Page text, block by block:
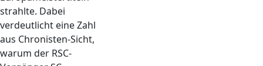
strahlte. Dabei
verdeutlicht eine Zahl
aus Chronisten-Sicht,
warum der RSC-